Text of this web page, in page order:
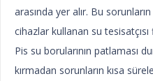
arasında yer alır. Bu
cihazlar kullanan su
Pis su borularının patlaması
kırmadan sorunların kısa